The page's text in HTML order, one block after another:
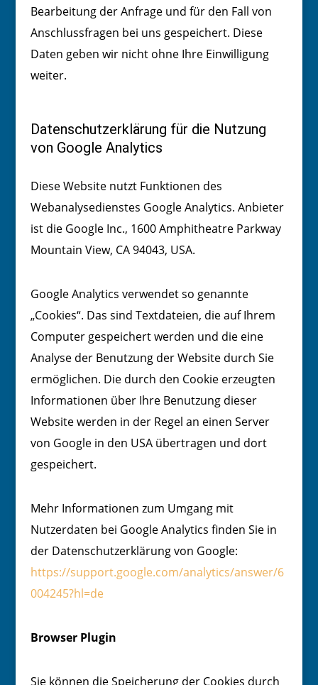
Bearbeitung der Anfrage und für den Fall von
Anschlussfragen bei uns gespeichert. Diese
Daten geben wir nicht ohne Ihre Einwilligung
weiter.
Datenschutzerklärung für die Nutzung
von Google Analytics
Diese Website nutzt Funktionen des
Webanalysedienstes Google Analytics. Anbieter
ist die Google Inc., 1600 Amphitheatre Parkway
Mountain View, CA 94043, USA.
Google Analytics verwendet so genannte
„Cookies“. Das sind Textdateien, die auf Ihrem
Computer gespeichert werden und die eine
Analyse der Benutzung der Website durch Sie
ermöglichen. Die durch den Cookie erzeugten
Informationen über Ihre Benutzung dieser
Website werden in der Regel an einen Server
von Google in den USA übertragen und dort
gespeichert.
Mehr Informationen zum Umgang mit
Nutzerdaten bei Google Analytics finden Sie in
der Datenschutzerklärung von Google:
https://support.google.com/analytics/answer/6
004245?hl=de
Browser Plugin
Sie können die Speicherung der Cookies durch